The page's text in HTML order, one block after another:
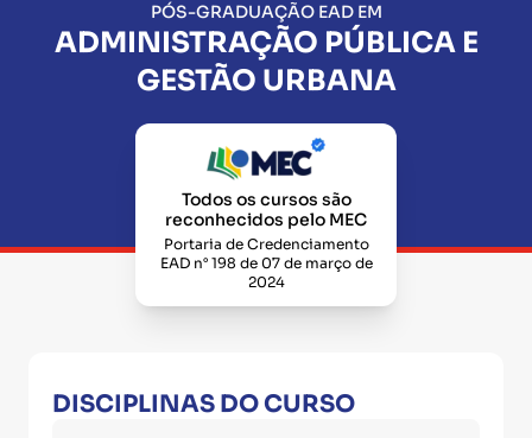
PÓS-GRADUAÇÃO EAD EM
ADMINISTRAÇÃO PÚBLICA E
GESTÃO URBANA
Todos os cursos são
reconhecidos pelo MEC
Portaria de Credenciamento
EAD n° 198 de 07 de março de
2024
DISCIPLINAS DO CURSO